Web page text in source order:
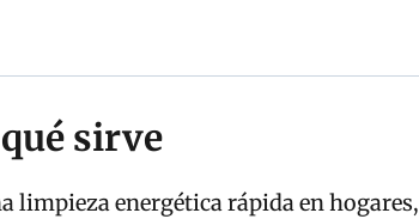
sirve
limpieza energética rápida en hogares,